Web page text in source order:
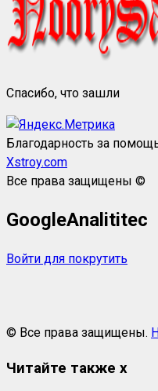
Спасибо, что зашли
Благодарность за
Xstroy.com
Все права защищены ©
GoogleAnalititec
Войти для покрутить
© Все права защищены.
Читайте также x